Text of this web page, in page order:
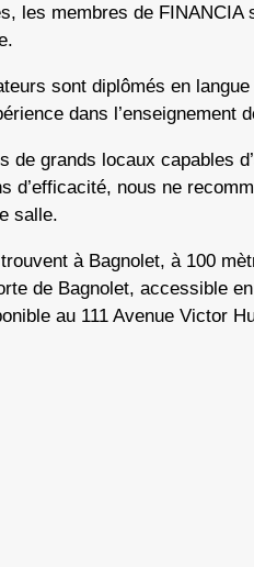
les membres de
sont diplômés en
dans l’enseignement
de grands locaux capables
d’efficacité, nous ne
salle.
à Bagnolet, à 100
de Bagnolet, accessible
au 111 Avenue Victor